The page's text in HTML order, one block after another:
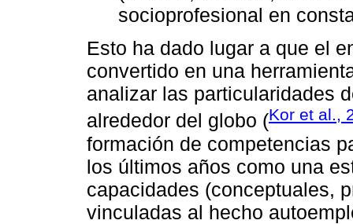
socioprofesional en
Esto ha dado lugar a que el
convertido en una
analizar las particularidades
alrededor del globo (Kor et al.,
formación de competencias
los últimos años como una
capacidades (conceptuales,
vinculadas al hecho